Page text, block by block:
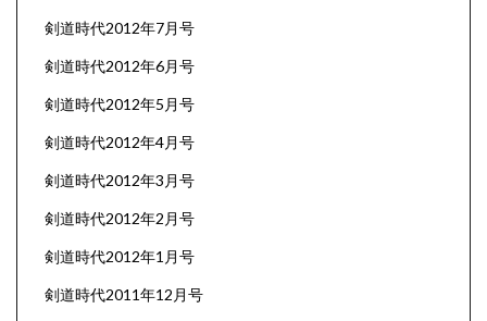
剣道時代2012年7月号
剣道時代2012年6月号
剣道時代2012年5月号
剣道時代2012年4月号
剣道時代2012年3月号
剣道時代2012年2月号
剣道時代2012年1月号
剣道時代2011年12月号